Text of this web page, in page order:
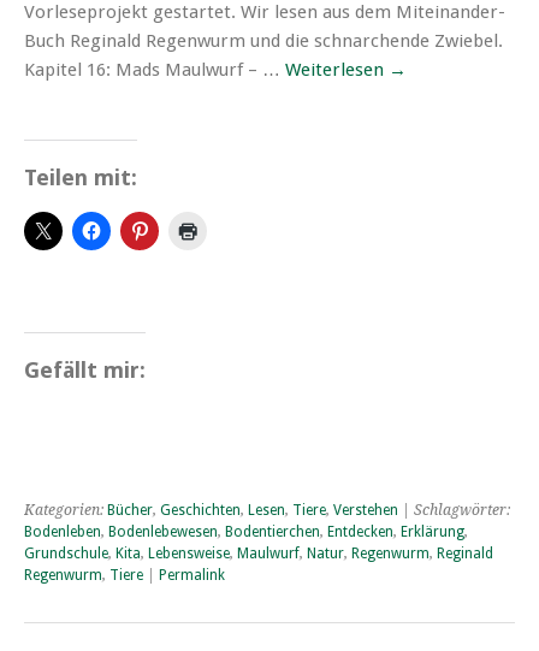
Vorleseprojekt gestartet. Wir lesen aus dem Miteinander-
Buch Reginald Regenwurm und die schnarchende Zwiebel.
Kapitel 16: Mads Maulwurf – … Weiterlesen →
Teilen mit:
Gefällt mir:
Kategorien: Bücher, Geschichten, Lesen, Tiere, Verstehen | Schlagwörter:
Bodenleben, Bodenlebewesen, Bodentierchen, Entdecken, Erklärung,
Grundschule, Kita, Lebensweise, Maulwurf, Natur, Regenwurm, Reginald
Regenwurm, Tiere Permalink